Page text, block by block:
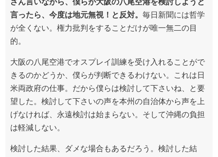
ざん言いながら、僕らが大阪の八尾空港を検討しようと
言ったら、今度は地元無視！と反対。 毎日新聞には哲学
が全くない。権力批判をすることだけが唯一無二の目
的。
大阪の八尾空港でオスプレイ訓練を受け入れることがで
きるのかどうか、僕らが判断できるわけない。これは日
米両政府の仕事。だから僕らは検討して下さいね、と要
望した。検討して下さいの声を本州の自治体から声を上
げなければ、永遠検討は始まらない。そして沖縄の負担
は軽減しない。
検討した結果、ダメな場合もあるだろう。検討した結